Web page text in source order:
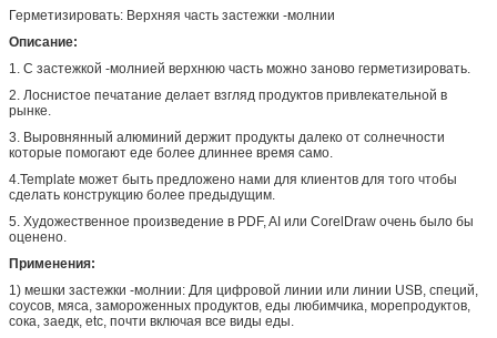
Герметизировать: Верхняя часть застежки -молнии
Описание:
1. С застежкой -молнией верхнюю часть можно заново герметизировать.
2. Лоснистое печатание делает взгляд продуктов привлекательной в
рынке.
3. Выровнянный алюминий держит продукты далеко от солнечности
которые помогают еде более длиннее время само.
4.Template может быть предложено нами для клиентов для того чтобы
сделать конструкцию более предыдущим.
5. Художественное произведение в PDF, AI или CorelDraw очень было бы
оценено.
Применения:
1) мешки застежки -молнии: Для цифровой линии или линии USB, специй,
соусов, мяса, замороженных продуктов, еды любимчика, морепродуктов,
сока, заедк, etc, почти включая все виды еды.